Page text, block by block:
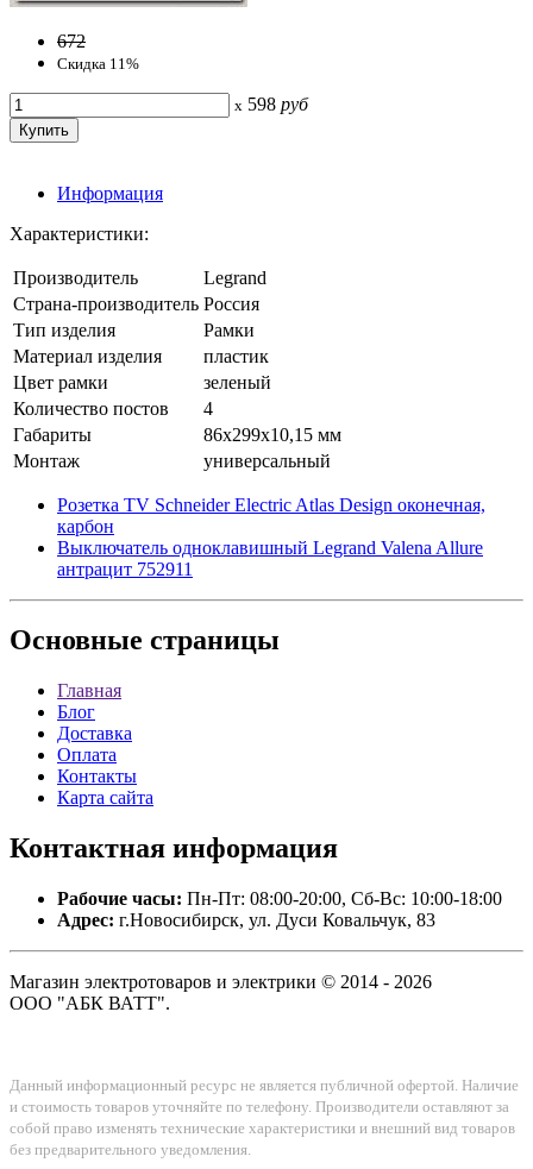
672
Скидка 11%
x 598 руб
Информация
Характеристики:
Производитель
Legrand
Страна-производитель Россия
Тип изделия
Рамки
Материал изделия
пластик
Цвет рамки
зеленый
Количество постов
4
Габариты
86x299x10,15 мм
Монтаж
универсальный
Розетка TV Schneider Electric Atlas Design оконечная,
карбон
Выключатель одноклавишный Legrand Valena Allure
антрацит 752911
Основные страницы
Главная
Блог
Доставка
Оплата
Контакты
Карта сайта
Контактная информация
Рабочие часы: Пн-Пт: 08:00-20:00, Сб-Вс: 10:00-18:00
Адрес: г.Новосибирск, ул. Дуси Ковальчук, 83
Магазин электротоваров и электрики © 2014 - 2026
ООО "АБК ВАТТ".
Данный информационный ресурс не является публичной офертой. Наличие
и стоимость товаров уточняйте по телефону. Производители оставляют за
собой право изменять технические характеристики и внешний вид товаров
без предварительного уведомления.